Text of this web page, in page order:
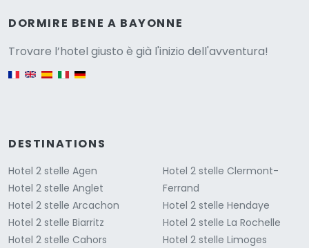
DORMIRE BENE A BAYONNE
Trovare l’hotel giusto è già l'inizio dell'avventura!
DESTINATIONS
Hotel 2 stelle Agen
Hotel 2 stelle Anglet
Hotel 2 stelle Arcachon
Hotel 2 stelle Biarritz
Hotel 2 stelle Cahors
Hotel 2 stelle Clermont-
Ferrand
Hotel 2 stelle Hendaye
Hotel 2 stelle La Rochelle
Hotel 2 stelle Limoges